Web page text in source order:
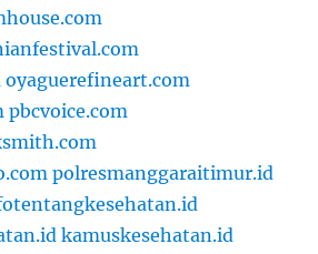
oyaguerefineart.com
pbcvoice.com
polresmanggaraitimur.id
kamuskesehatan.id